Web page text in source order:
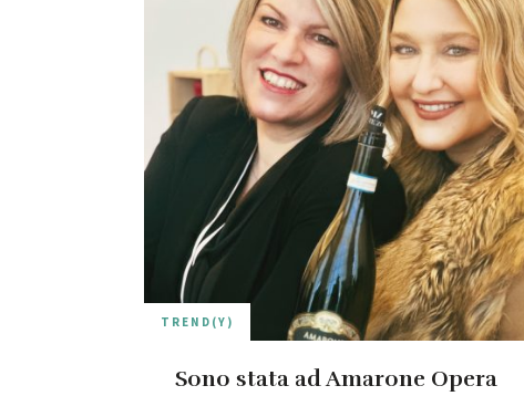
TREND(Y)
Sono stata ad Amarone Opera